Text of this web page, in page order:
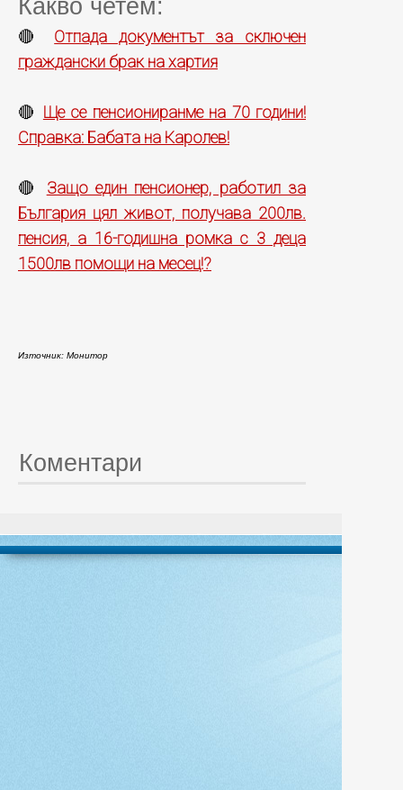
Какво четем:
🔴 Отпада документът за сключен
граждански брак на хартия
🔴 Ще се пенсиониранме на 70 години!
Справка: Бабата на Каролев!
🔴 Защо един пенсионер, работил за
България цял живот, получава 200лв.
пенсия, а 16-годишна ромка с 3 деца
1500лв помощи на месец!?
Източник: Монитор
Коментари